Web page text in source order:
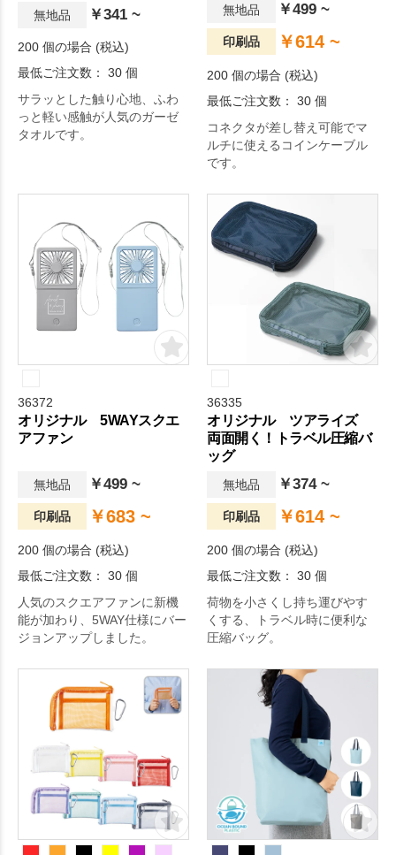
無地品 ￥341 ~
200 個の場合 (税込)
最低ご注文数： 30 個
サラッとした触り心地、ふわ
っと軽い感触が人気のガーゼ
タオルです。
無地品 ￥499 ~
印刷品 ￥614 ~
200 個の場合 (税込)
最低ご注文数： 30 個
コネクタが差し替え可能でマ
ルチに使えるコインケーブル
です。
36372
オリジナル 5WAYスクエ
アファン
無地品 ￥499 ~
印刷品 ￥683 ~
200 個の場合 (税込)
最低ご注文数： 30 個
人気のスクエアファンに新機
能が加わり、5WAY仕様にバー
ジョンアップしました。
36335
オリジナル ツアライズ
両面開く！トラベル圧縮バ
ッグ
無地品 ￥374 ~
印刷品 ￥614 ~
200 個の場合 (税込)
最低ご注文数： 30 個
荷物を小さくし持ち運びやす
くする、トラベル時に便利な
圧縮バッグ。